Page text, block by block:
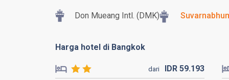
Don Mueang Intl. (DMK)
Harga hotel di Bangkok
dari IDR 59.193